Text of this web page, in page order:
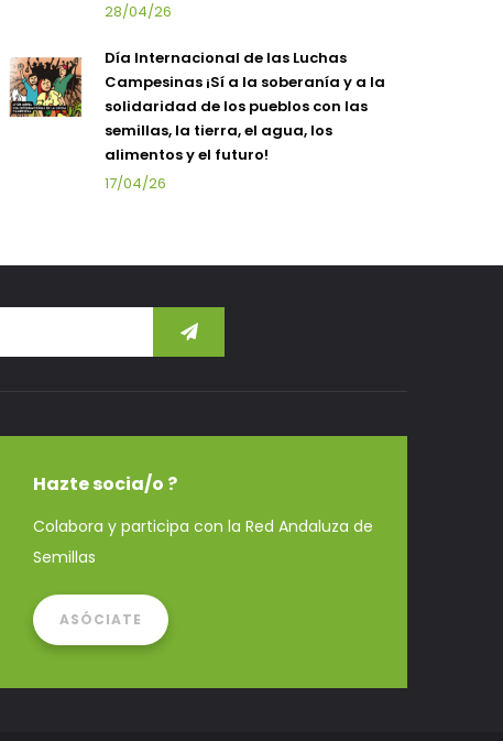
28/04/26
Día Internacional de las Luchas
Campesinas ¡Sí a la soberanía y a la
solidaridad de los pueblos con las
semillas, la tierra, el agua, los
alimentos y el futuro!
17/04/26
Hazte socia/o ?
Colabora y participa con la Red Andaluza de
Semillas
ASÓCIATE